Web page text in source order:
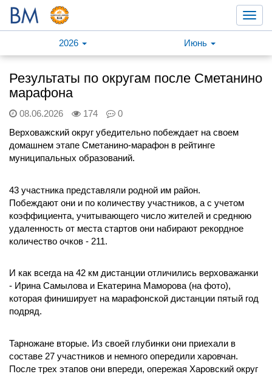
2026
Июнь
Результаты по округам после Сметанино
марафона
08.06.2026 174
0
Верховажский округ убедительно побеждает на своем
домашнем этапе Сметанино-марафон в рейтинге
муниципальных образований.
43 участника представляли родной им район.
Побеждают они и по количеству участников, а с учетом
коэффициента, учитывающего число жителей и среднюю
удаленность от места стартов они набирают рекордное
количество очков - 211.
И как всегда на 42 км дистанции отличились верховажанки
- Ирина Самылова и Екатерина Маморова (на фото),
которая финиширует на марафонской дистанции пятый год
подряд.
Тарножане вторые. Из своей глубинки они приехали в
составе 27 участников и немного опередили харовчан.
После трех этапов они впереди, опережая Харовский округ